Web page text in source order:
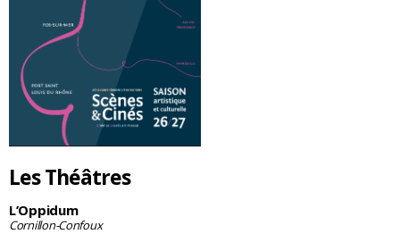
Les Théâtres
L’Oppidum
Cornillon-Confoux